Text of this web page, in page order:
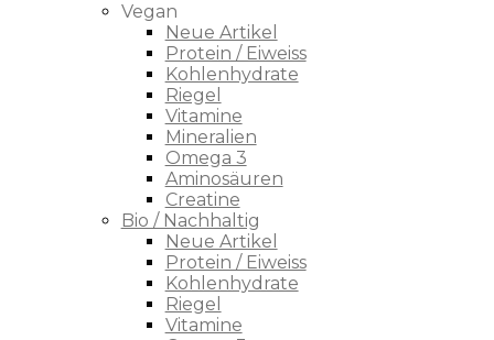
Vegan
Neue Artikel
Protein / Eiweiss
Kohlenhydrate
Riegel
Vitamine
Mineralien
Omega 3
Aminosäuren
Creatine
Bio / Nachhaltig
Neue Artikel
Protein / Eiweiss
Kohlenhydrate
Riegel
Vitamine